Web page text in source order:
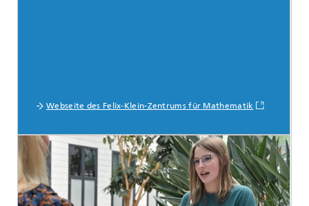
Webseite des Felix-Klein-Zentrums für Mathematik